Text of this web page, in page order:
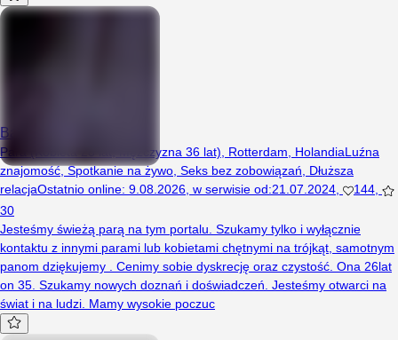
Banditos1312
Para (Kobieta 28 lat, Mężczyzna 36 lat), Rotterdam, HolandiaLuźna
znajomość,Spotkanie na żywo Seks bez zobowiązań
Dłuższa
relacjaOstatnio online: 9.08.2026 w serwisie od:21.07.2024 144
30
Jesteśmy świeżą parą na tym portalu. Szukamy tylko i wyłącznie
kontaktu z innymi parami lub kobietami chętnymi na trójkąt, samotnym
panom dziękujemy . Cenimy sobie dyskrecję oraz czystość. Ona 26lat
on 35. Szukamy nowych doznań i doświadczeń. Jesteśmy otwarci na
świat i na ludzi. Mamy wysokie poczuc